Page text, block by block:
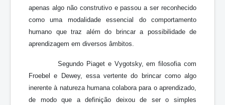
apenas algo não construtivo e passou a ser reconhecido
como uma modalidade essencial do comportamento
humano que traz além do brincar a possibilidade de
aprendizagem em diversos âmbitos.
Segundo Piaget e Vygotsky, em filosofia com
Froebel e Dewey, essa vertente do brincar como algo
inerente à natureza humana colabora para o aprendizado,
de modo que a definição deixou de ser o simples